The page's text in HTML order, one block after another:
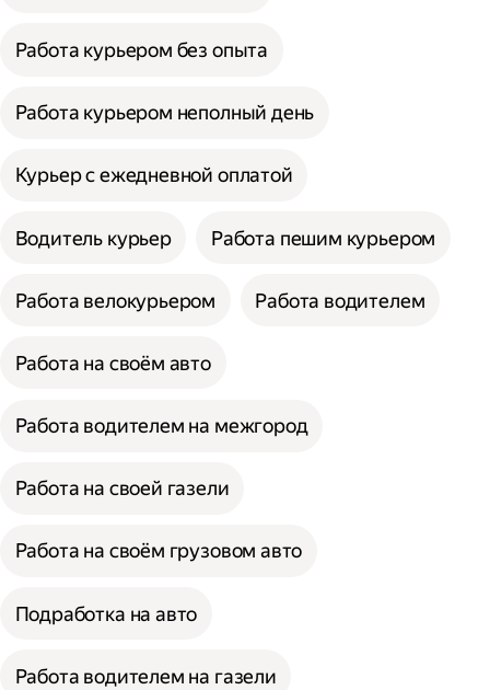
Работа курьером без опыта
Работа курьером неполный день
Курьер с ежедневной оплатой
Водитель курьер Работа пешим курьером
Работа велокурьером Работа водителем
Работа на своём авто
Работа водителем на межгород
Работа на своей газели
Работа на своём грузовом авто
Подработка на авто
Работа водителем на газели